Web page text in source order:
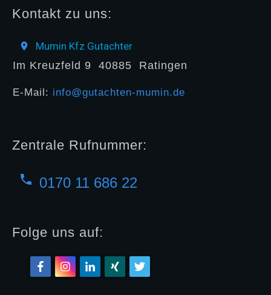
Kontakt zu uns:
Mumin Kfz Gutachter
Im Kreuzfeld 9 40885 Ratingen
E-Mail: info@gutachten-mumin.de
Zentrale Rufnummer:
0170 11 686 22
Folge uns auf: